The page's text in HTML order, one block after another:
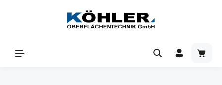
Zum Hauptinhalt springen